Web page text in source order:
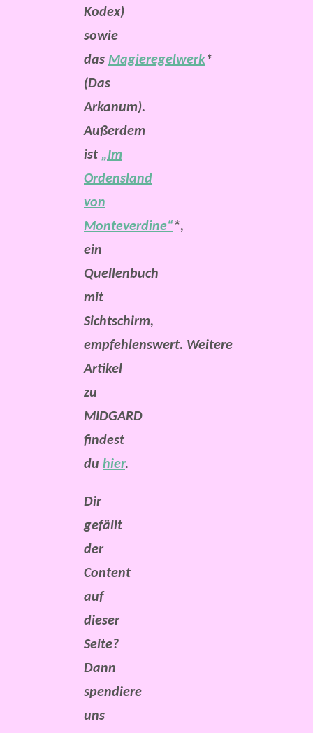
Kodex)
sowie
das Magieregelwerk*
(Das
Arkanum).
Außerdem
ist „Im
Ordensland
von
Monteverdine“ *,
ein
Quellenbuch
mit
Sichtschirm,
empfehlenswert. Weitere
Artikel
zu
MIDGARD
findest
du hier.
Dir
gefällt
der
Content
auf
dieser
Seite?
Dann
spendiere
uns